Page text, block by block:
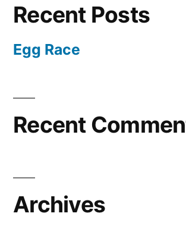
Recent Posts
Egg Race
Recent
Archives